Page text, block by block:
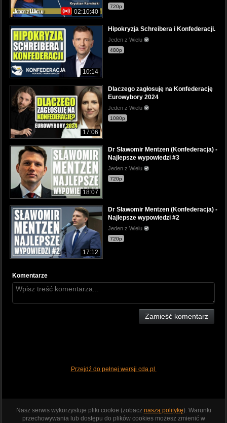
02:10:40
720p
10:14
Hipokryzja Schreibera i Konfederacji.
Jeden z Wielu
480p
17:06
Dlaczego zagłosuję na Konfederację
Eurowybory 2024
Jeden z Wielu
1080p
18:07
Dr Sławomir Mentzen (Konfederacja) -
Najlepsze wypowiedzi #3
Jeden z Wielu
720p
17:12
Dr Sławomir Mentzen (Konfederacja) -
Najlepsze wypowiedzi #2
Jeden z Wielu
720p
Komentarze
Zamieść komentarz
Przejdź do pełnej wersji cda.pl
Nasz serwis wykorzystuje pliki cookie (zobacz naszą politykę). Warunki
przechowywania lub dostępu do plików cookies możesz zmienić w